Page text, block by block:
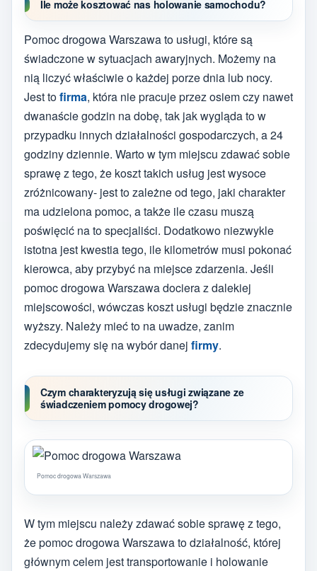
Ile może kosztować nas holowanie samochodu?
Pomoc drogowa Warszawa to usługi, które są
świadczone w sytuacjach awaryjnych. Możemy na
nią liczyć właściwie o każdej porze dnia lub nocy.
Jest tofirma, która nie pracuje przez osiem czy nawet
dwanaście godzin na dobę, tak jak wygląda to w
przypadku innych działalności gospodarczych, a 24
godziny dziennie. Warto w tym miejscu zdawać sobie
sprawę z tego, że koszt takich usług jest wysoce
zróżnicowany- jest to zależne od tego, jaki charakter
ma udzielona pomoc, a także ile czasu muszą
poświęcić na to specjaliści. Dodatkowo niezwykle
istotna jest kwestia tego, ile kilometrów musi pokonać
kierowca, aby przybyć na miejsce zdarzenia. Jeśli
pomoc drogowa Warszawa dociera z dalekiej
miejscowości, wówczas koszt usługi będzie znacznie
wyższy. Należy mieć to na uwadze, zanim
zdecydujemy się na wybór danej firmy.
Czym charakteryzują się usługi związane ze
świadczeniem pomocy drogowej?
Pomoc drogowa Warszawa
W tym miejscu należy zdawać sobie sprawę z tego,
że pomoc drogowa Warszawa to działalność, której
głównym celem jest transportowanie i holowanie